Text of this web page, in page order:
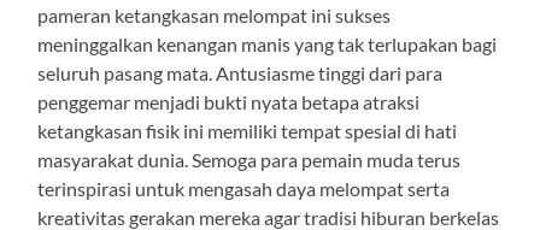
pameran ketangkasan melompat ini sukses
meninggalkan kenangan manis yang tak terlupakan bagi
seluruh pasang mata. Antusiasme tinggi dari para
penggemar menjadi bukti nyata betapa atraksi
ketangkasan fisik ini memiliki tempat spesial di hati
masyarakat dunia. Semoga para pemain muda terus
terinspirasi untuk mengasah daya melompat serta
kreativitas gerakan mereka agar tradisi hiburan berkelas